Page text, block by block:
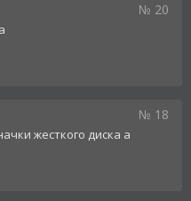
№ 20
№ 18
жесткого диска а